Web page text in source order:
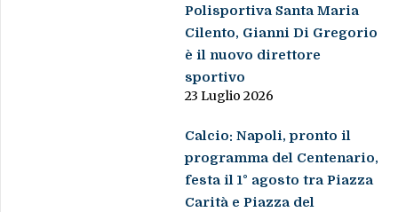
Polisportiva Santa Maria
Cilento, Gianni Di Gregorio
è il nuovo direttore
sportivo
23 Luglio 2026
Calcio: Napoli, pronto il
programma del Centenario,
festa il 1° agosto tra Piazza
Carità e Piazza del